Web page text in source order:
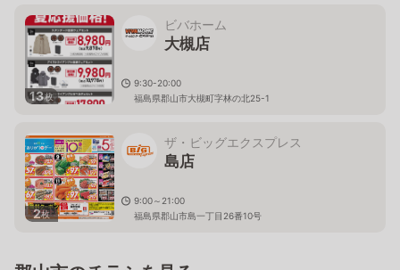
13枚
ビバホーム
大槻店
9:30-20:00
福島県郡山市大槻町字林の北25-1
2枚
ザ・ビッグエクスプレス
島店
9:00～21:00
福島県郡山市島一丁目26番10号